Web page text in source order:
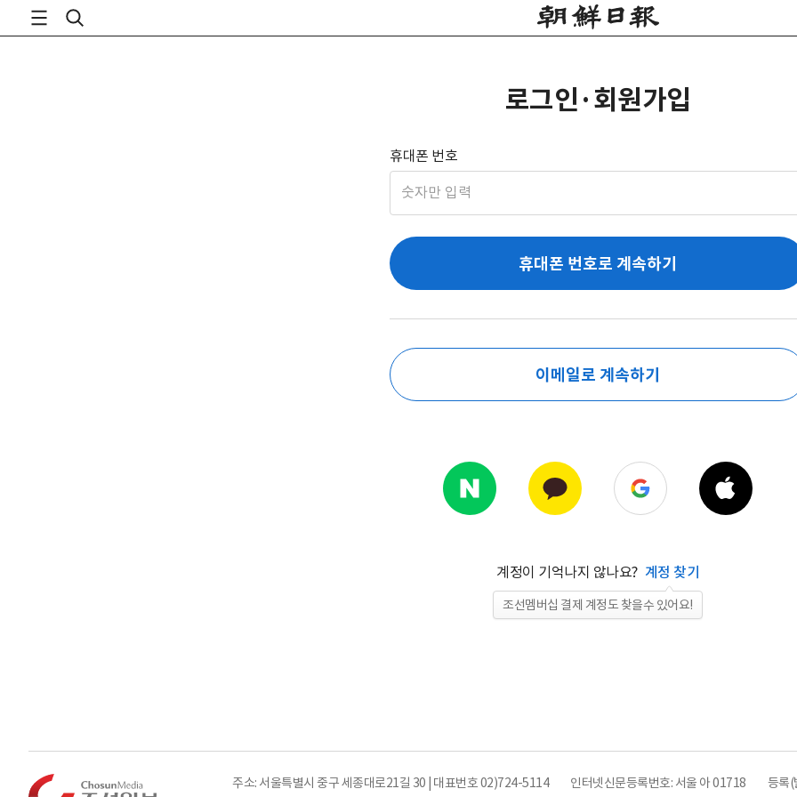
로그인·회원가입
휴대폰 번호
휴대폰 번호로 계속하기
이메일로 계속하기
계정이 기억나지 않나요? 계정 찾기
조선멤버십 결제 계정도 찾을수 있어요!
주소: 서울특별시 중구 세종대로21길 30 | 대표번호 02)724-5114 인터넷신문등록번호: 서울 아 01718 등록(